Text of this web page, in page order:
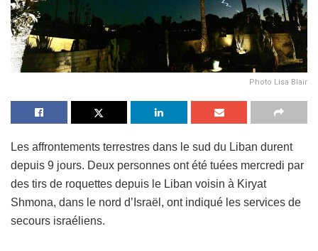
Photo Lisa Blair
Les affrontements terrestres dans le sud du Liban durent
depuis 9 jours. Deux personnes ont été tuées mercredi par
des tirs de roquettes depuis le Liban voisin à Kiryat
Shmona, dans le nord d’Israël, ont indiqué les services de
secours israéliens.